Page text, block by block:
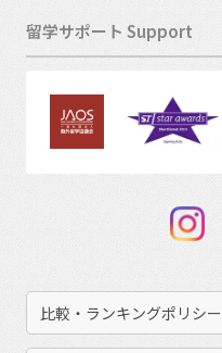
留学サポート Support
比較・ランキングポリシー